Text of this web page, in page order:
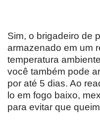
Sim, o brigadeiro de
armazenado em um
temperatura
você também pode
por até 5 dias. Ao
lo em fogo baixo,
para evitar que